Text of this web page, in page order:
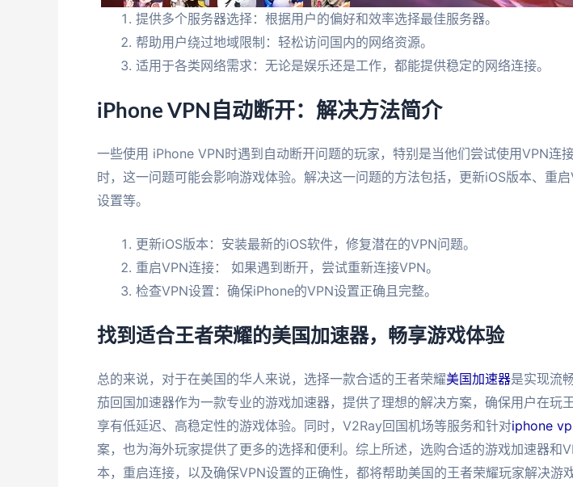
提供多个服务器选择：根据用户的偏好和效率选择最佳服务器。
帮助用户绕过地域限制：轻松访问国内的网络资源。
适用于各类网络需求：无论是娱乐还是工作，都能提供稳定的网络连接。
iPhone VPN自动断开：解决方法简介
一些使用 iPhone VPN时遇到自动断开问题的玩家，特别是当他们尝试使用VPN连
时，这一问题可能会影响游戏体验。解决这一问题的方法包括，更新iOS版本、重
设置等。
更新iOS版本：安装最新的iOS软件，修复潜在的VPN问题。
重启VPN连接： 如果遇到断开，尝试重新连接VPN。
检查VPN设置：确保iPhone的VPN设置正确且完整。
找到适合王者荣耀的美国加速器，畅享游戏体验
总的来说，对于在美国的华人来说，选择一款合适的王者荣耀美国加速器是实现流
茄回国加速器作为一款专业的游戏加速器，提供了理想的解决方案，确保用户在玩
享有低延迟、高稳定性的游戏体验。同时，V2Ray回国机场等服务和针对iphone
案，也为海外玩家提供了更多的选择和便利。综上所述，选购合适的游戏加速器和
本，重启连接，以及确保VPN设置的正确性，都将帮助美国的王者荣耀玩家解决游